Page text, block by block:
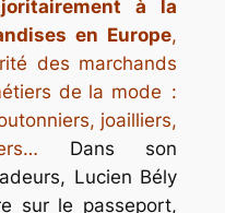
à la
en Europe,
des marchands
de la mode :
joailliers,
Dans son
, Lucien Bély
sur le passeport,